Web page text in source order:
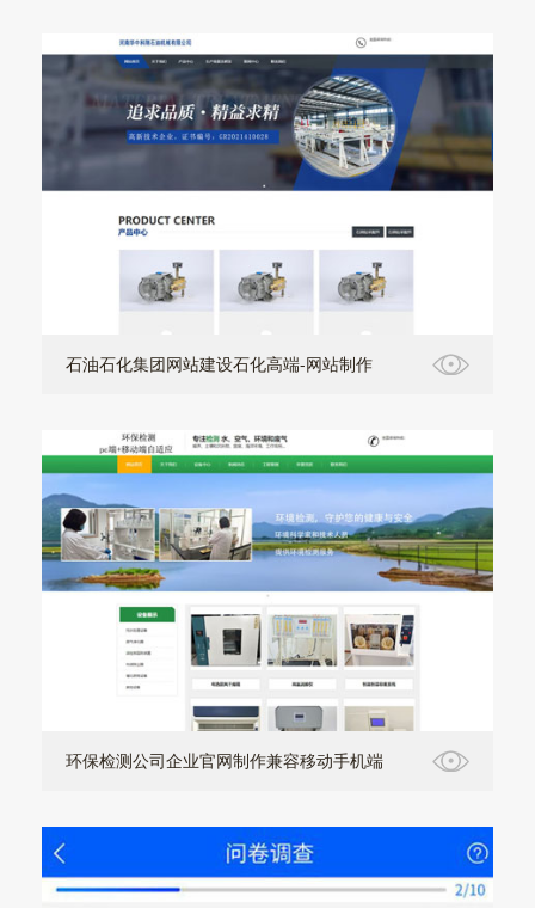
石油石化集团网站建设石化高端-网站制作
环保检测公司企业官网制作兼容移动手机端